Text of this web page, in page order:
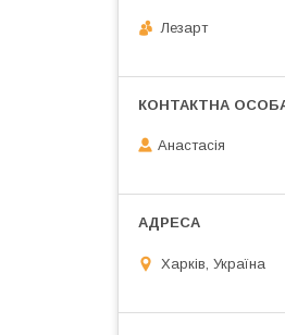
Лезарт
Анастасія
Харків, Україна